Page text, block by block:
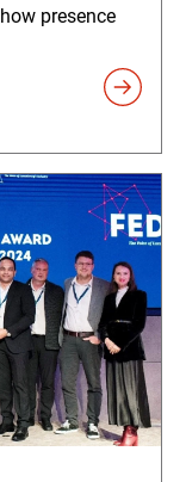
presence